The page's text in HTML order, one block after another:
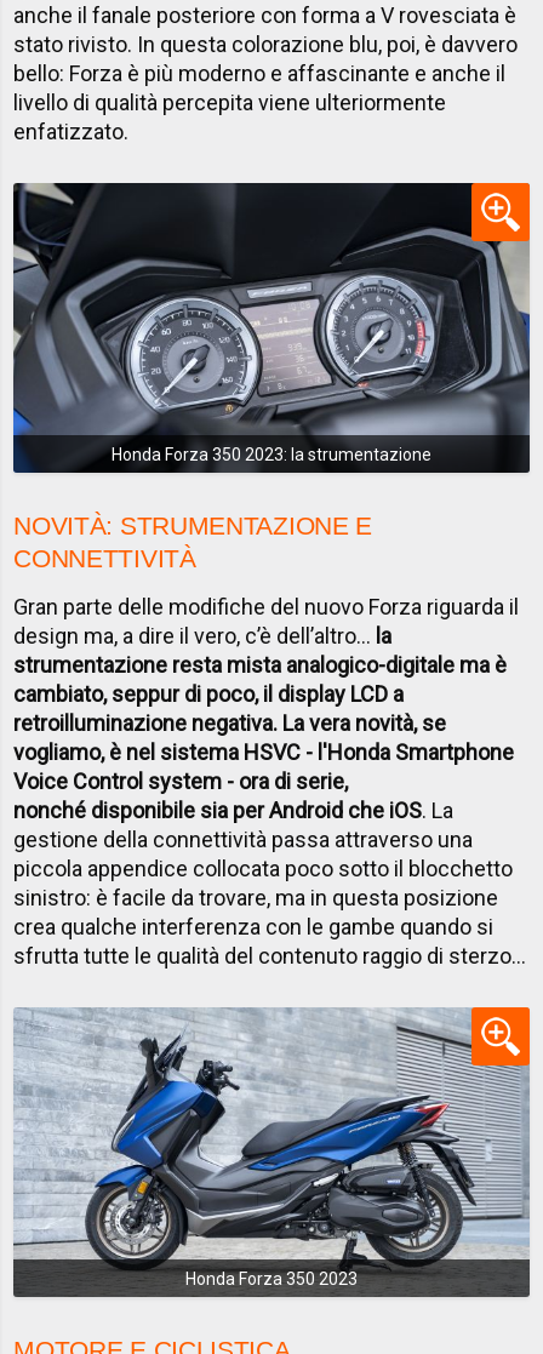
anche il fanale posteriore con forma a V rovesciata è
stato rivisto. In questa colorazione blu, poi, è davvero
bello: Forza è più moderno e affascinante e anche il
livello di qualità percepita viene ulteriormente
enfatizzato.
Honda Forza 350 2023: la strumentazione
NOVITÀ: STRUMENTAZIONE E
CONNETTIVITÀ
Gran parte delle modifiche del nuovo Forza riguarda il
design ma, a dire il vero, c’è dell’altro... la
strumentazione resta mista analogico-digitale ma è
cambiato, seppur di poco, il display LCD a
retroilluminazione negativa. La vera novità, se
vogliamo, è nel sistema HSVC - l'Honda Smartphone
Voice Control system - ora di serie,
nonché disponibile sia per Android che iOS. La
gestione della connettività passa attraverso una
piccola appendice collocata poco sotto il blocchetto
sinistro: è facile da trovare, ma in questa posizione
crea qualche interferenza con le gambe quando si
sfrutta tutte le qualità del contenuto raggio di sterzo...
Honda Forza 350 2023